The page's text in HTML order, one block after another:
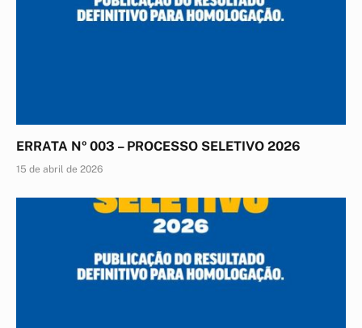
ERRATA Nº 003 – PROCESSO SELETIVO 2026
15 de abril de 2026